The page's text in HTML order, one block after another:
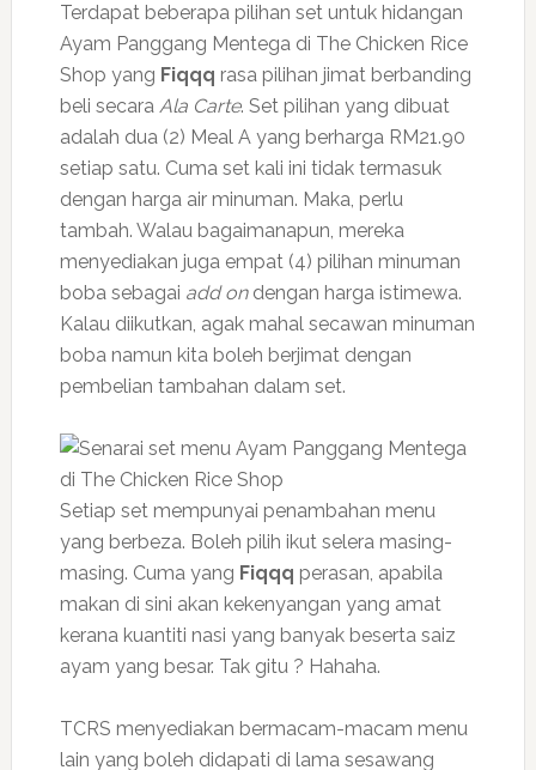
Terdapat beberapa pilihan set untuk hidangan
Ayam Panggang Mentega di The Chicken Rice
Shop yang Fiqqq rasa pilihan jimat berbanding
beli secara Ala Carte. Set pilihan yang dibuat
adalah dua (2) Meal A yang berharga RM21.90
setiap satu. Cuma set kali ini tidak termasuk
dengan harga air minuman. Maka, perlu
tambah. Walau bagaimanapun, mereka
menyediakan juga empat (4) pilihan minuman
boba sebagai add ondengan harga istimewa.
Kalau diikutkan, agak mahal secawan minuman
boba namun kita boleh berjimat dengan
pembelian tambahan dalam set.
Setiap set mempunyai penambahan menu
yang berbeza. Boleh pilih ikut selera masing-
masing. Cuma yang Fiqqq perasan, apabila
makan di sini akan kekenyangan yang amat
kerana kuantiti nasi yang banyak beserta saiz
ayam yang besar. Tak gitu ? Hahaha.
TCRS menyediakan bermacam-macam menu
lain yang boleh didapati di lama sesawang